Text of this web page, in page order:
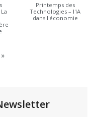
Printemps des
Technologies – l'IA
dans l'économie
»